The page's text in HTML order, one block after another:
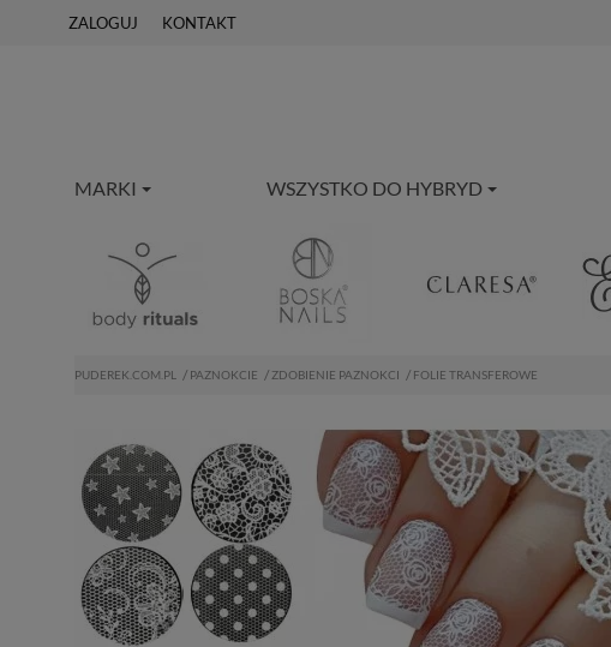
ZALOGUJ KONTAKT
MARKI WSZYSTKO DO HYBRYD
PUDEREK.COM.PL PAZNOKCIE ZDOBIENIE PAZNOKCI FOLIE TRANSFEROWE